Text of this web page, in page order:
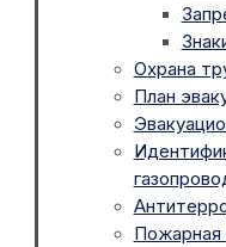
Охрана
План
Пожарная